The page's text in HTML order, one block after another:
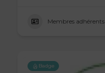
Membres adhérents
Badge